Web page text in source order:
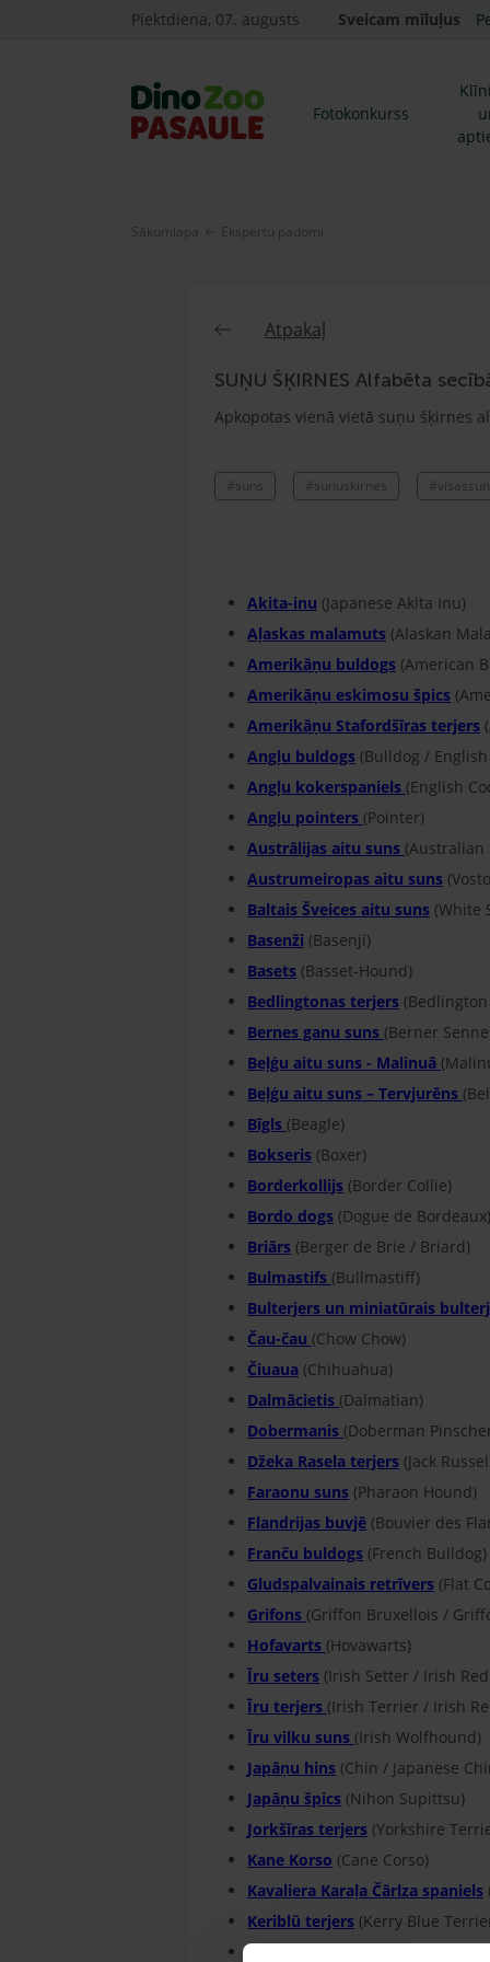
Piektdiena, 07. augusts Sveicam mīluļus
Fotokonkurss
Sākumlapa Ekspertu padomi
Atpakaļ
SUŅU ŠĶIRNES Alfabēta
Apkopotas vienā vietā suņu šķirnes
#suns #sunuskirnes
Akita-inu (Japanese Akita Inu)
Aļaskas malamuts (Alaskan
Amerikāņu buldogs (American
Amerikāņu eskimosu špics
Amerikāņu Stafordšīras terjers
Angļu buldogs (Bulldog /
Angļu kokerspaniels (English
Angļu pointers (Pointer)
Austrālijas aitu suns (Australian
Austrumeiropas aitu suns
Baltais Šveices aitu suns (White
Basenži (Basenji)
Basets (Basset-Hound)
Bedlingtonas terjers
Bernes ganu suns (Berner
Beļģu aitu suns - Malinuā
Beļģu aitu suns – Tervjurēns
Bīgls (Beagle)
Bokseris (Boxer)
Borderkollijs (Border Collie)
Bordo dogs (Dogue de Bordeaux)
Briārs (Berger de Brie / Briard)
Bulmastifs (Bullmastiff)
Bulterjers un miniatūrais
Čau-čau (Chow Chow)
Čiuaua (Chihuahua)
Dalmācietis (Dalmatian)
Dobermanis (Doberman
Džeka Rasela terjers (Jack
Faraonu suns (Pharaon Hound)
Flandrijas buvjē (Bouvier des
Franču buldogs (French Bulldog)
Gludspalvainais retrīvers (Flat
Grifons (Griffon Bruxellois /
Hofavarts (Hovawarts)
Īru seters (Irish Setter / Irish
Īru terjers (Irish Terrier / Irish
Īru vilku suns (Irish Wolfhound)
Japāņu hins (Chin / Japanese
Japāņu špics (Nihon Supittsu)
Jorkšīras terjers (Yorkshire
Kane Korso (Cane Corso)
Kavaliera Karaļa Čārlza spaniels
Keriblū terjers (Kerry Blue
Kollijs